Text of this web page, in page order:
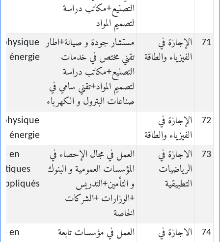
التصنيع+مكاتب دراسة
لتصميم المواد
71
الإجازة في
الفيزياء والطاقة
مستشار جودة و صيانة+اطار
تقني مختص في خدمات
التصنيع+مكاتب دراسة
لتصميم المواد+تقني سامي في
صناعات البترول و الكهرباء
physique
énergie
72
الإجازة في
الفيزياء والطاقة
physique
énergie
73
الاجازة في
الرياضيات
التطبيقية
العمل في مجال الإحصاء في
المؤسسات العمومية و البنوك
و التأمين+التدريس
+الوزارات +الشركات
الخاصة
en
appliqués
74
الاجازة في
العمل في مؤسسات تابعة
en